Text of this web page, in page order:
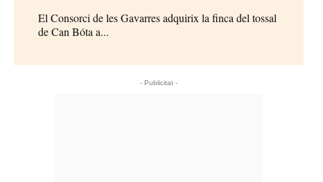
El Consorci de les Gavarres adquirix la finca del tossal
de Can Bóta a...
- Publicitat -